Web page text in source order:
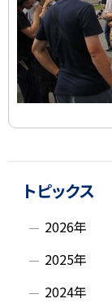
ト
トピックス
2026年
2025年
2024年